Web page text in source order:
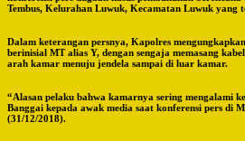
Tembus, Kelurahan Luwuk, Kecamatan Luwuk yang
Dalam keterangan persnya, Kapolres
berinisial MT alias Y, dengan sengaja memasang
arah kamar menuju jendela sampai di luar kamar.
“Alasan pelaku bahwa kamarnya sering mengalami
Banggai kepada awak media saat konferensi pers di
(31/12/2018).